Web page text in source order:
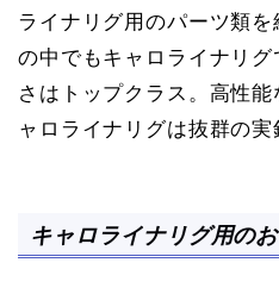
ライナリグ用のパーツ類
の中でもキャロライナリ
さはトップクラス。高性
ャロライナリグは抜群の実
キャロライナリグ用の